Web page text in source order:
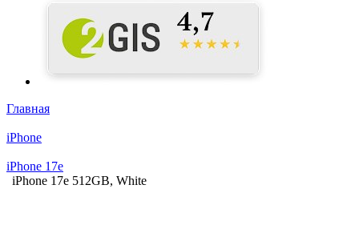
Главная
iPhone
iPhone 17e
iPhone 17e 512GB, White